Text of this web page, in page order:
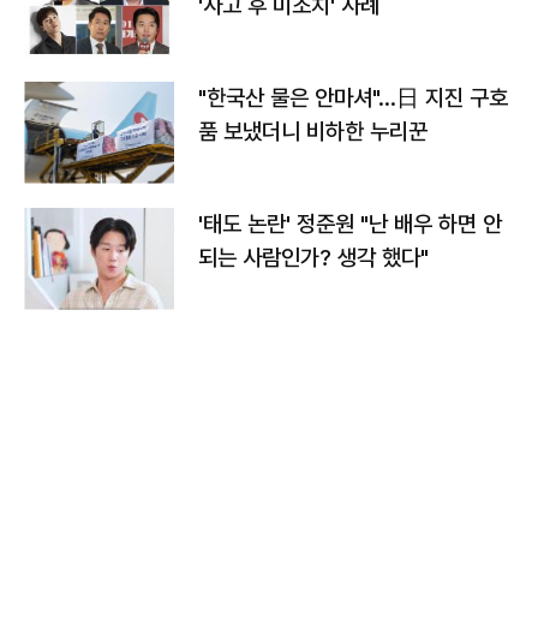
"한국산 물은 안마셔"…日 지진 구호
품 보냈더니 비하한 누리꾼
'태도 논란' 정준원 "난 배우 하면 안
되는 사람인가? 생각 했다"